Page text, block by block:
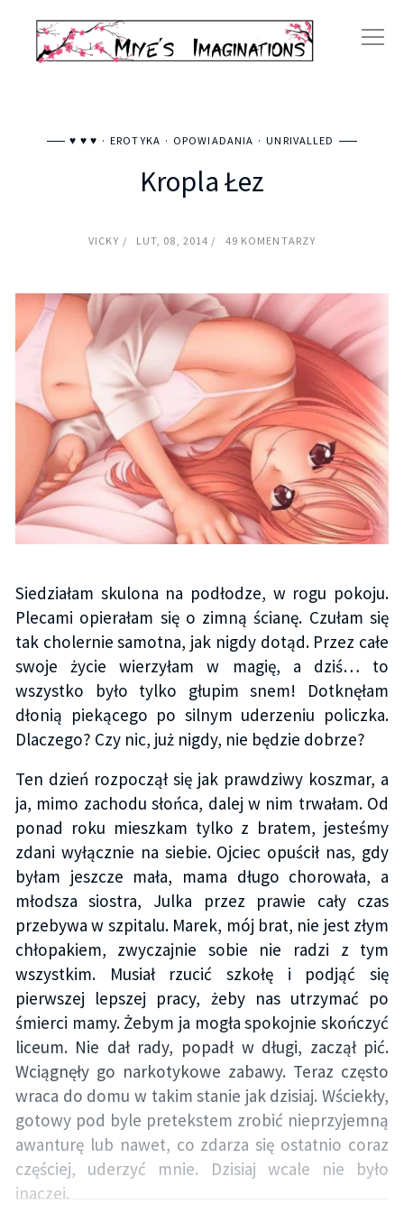
♥ ♥ ♥ EROTYKA OPOWIADANIA UNRIVALLED
Kropla Łez
VICKY LUT, 08, 2014 49 KOMENTARZY
Siedziałam skulona na podłodze, w rogu pokoju.
Plecami opierałam się o zimną ścianę. Czułam się
tak cholernie samotna, jak nigdy dotąd. Przez całe
swoje życie wierzyłam w magię, a dziś… to
wszystko było tylko głupim snem! Dotknęłam
dłonią piekącego po silnym uderzeniu policzka.
Dlaczego? Czy nic, już nigdy, nie będzie dobrze?
Ten dzień rozpoczął się jak prawdziwy koszmar, a
ja, mimo zachodu słońca, dalej w nim trwałam. Od
ponad roku mieszkam tylko z bratem, jesteśmy
zdani wyłącznie na siebie. Ojciec opuścił nas, gdy
byłam jeszcze mała, mama długo chorowała, a
młodsza siostra, Julka przez prawie cały czas
przebywa w szpitalu. Marek, mój brat, nie jest złym
chłopakiem, zwyczajnie sobie nie radzi z tym
wszystkim. Musiał rzucić szkołę i podjąć się
pierwszej lepszej pracy, żeby nas utrzymać po
śmierci mamy. Żebym ja mogła spokojnie skończyć
liceum. Nie dał rady, popadł w długi, zaczął pić.
Wciągnęły go narkotykowe zabawy. Teraz często
wraca do domu w takim stanie jak dzisiaj. Wściekły,
gotowy pod byle pretekstem zrobić nieprzyjemną
awanturę lub nawet, co zdarza się ostatnio coraz
częściej, uderzyć mnie. Dzisiaj wcale nie było
inaczej.